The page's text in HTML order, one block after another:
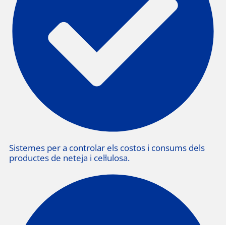
Sistemes per a controlar els costos i consums dels
productes de neteja i cel·lulosa.